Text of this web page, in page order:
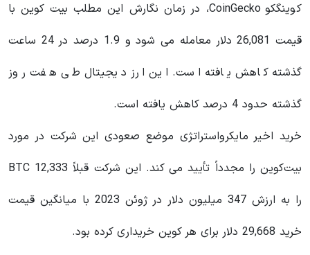
کوینگکو CoinGecko، در زمان نگارش این مطلب بیت کوین با
قیمت 26,081 دلار معامله می شود و 1.9 درصد در 24 ساعت
گذشته کاهش یافته است. این ارز دیجیتال طی هفت روز
گذشته حدود 4 درصد کاهش یافته است.
خرید اخیر مایکرواستراتژی موضع صعودی این شرکت در مورد
بیت‌کوین را مجدداً تأیید می کند. این شرکت قبلاً 12,333 BTC
را به ارزش 347 میلیون دلار در ژوئن 2023 با میانگین قیمت
خرید 29,668 دلار برای هر کوین خریداری کرده بود.